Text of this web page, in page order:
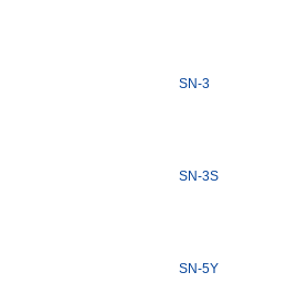
SN-3
SN-3S
SN-5Y